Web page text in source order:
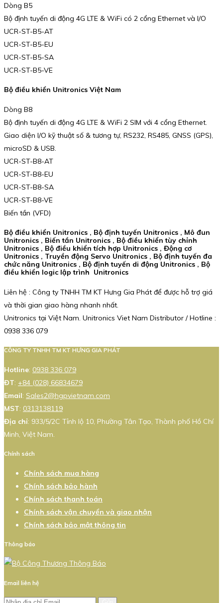
Dòng B5
Bộ định tuyến di động 4G LTE & WiFi có 2 cổng Ethernet và I/O
UCR-ST-B5-AT
UCR-ST-B5-EU
UCR-ST-B5-SA
UCR-ST-B5-VE
Bộ điều khiển Unitronics Việt Nam
Dòng B8
Bộ định tuyến di động 4G LTE & WiFi 2 SIM với 4 cổng Ethernet.
Giao diện I/O kỹ thuật số & tương tự, RS232, RS485, GNSS (GPS),
microSD & USB.
UCR-ST-B8-AT
UCR-ST-B8-EU
UCR-ST-B8-SA
UCR-ST-B8-VE
Biến tần (VFD)
Bộ điều khiển Unitronics , Bộ định tuyến Unitronics , Mô đun
Unitronics , Biến tần Unitronics , Bộ điều khiển tùy chỉnh
Unitronics , Bộ điều khiển tích hợp Unitronics , Động cơ
Unitronics , Truyền động Servo Unitronics , Bộ định tuyến đa
chức năng Unitronics , Bộ định tuyến di động Unitronics , Bộ
điều khiển logic lập trình Unitronics
Liên hệ : Công ty TNHH TM KT Hưng Gia Phát để được hỗ trợ giá
và thời gian giao hàng nhanh nhất.
Unitronics tại Việt Nam. Unitronics Viet Nam Distributor / Hotline :
0938 336 079
CÔNG TY TNHH TM KT HƯNG GIA PHÁT
Hotline: 0938 336 079
ĐT: +84 (028) 66834679
Email: Sales2@hgpvietnam.com
MST: 0313138119
Địa chỉ: 933/5/2C Tỉnh lộ 10, Phường Tân Tạo, Thành phố Hồ Chí
Minh, Việt Nam.
Chính sách
Chính sách mua hàng
Chính sách bảo hành
Chính sách thanh toán
Chính sách vận chuyển và giao nhận
Chính sách bảo mật thông tin
Thông báo
Email liên hệ